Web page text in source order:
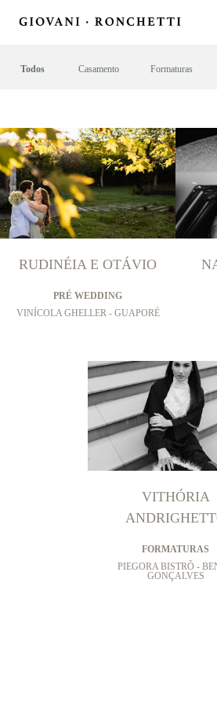
Todos Casamento Formaturas
RUDINÉIA E OTÁVIO
PRÉ WEDDING
VINÍCOLA GHELLER - GUAPORÉ
VITHÓRIA
FORMATURAS
PIEGORA BISTRÔ -
GONÇALVES